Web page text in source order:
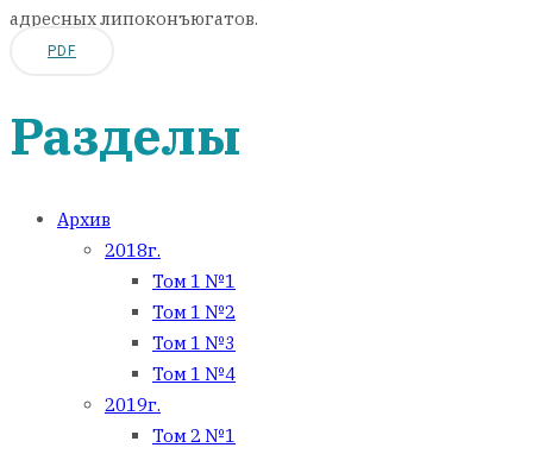
адресных липоконъюгатов.
PDF
Разделы
Архив
2018г.
Том 1 №1
Том 1 №2
Том 1 №3
Том 1 №4
2019г.
Том 2 №1